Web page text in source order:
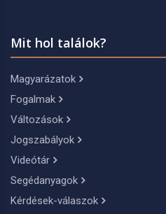
Mit hol találok?
Magyarázatok
Fogalmak
Változások
Jogszabályok
Videótár
Segédanyagok
Kérdések-válaszok